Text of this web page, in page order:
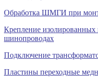
Обработка ШМГИ при
Крепление
шинопроводах
Подключение
Пластины переходные